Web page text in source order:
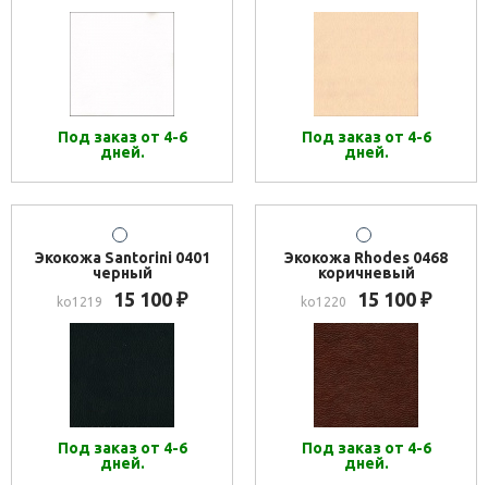
Под заказ от 4-6
дней.
Под заказ от 4-6
дней.
Экокожа Santorini 0401
черный
ko1219 15 100 ₽
Под заказ от 4-6
дней.
Экокожа Rhodes 0468
коричневый
ko1220 15 100 ₽
Под заказ от 4-6
дней.